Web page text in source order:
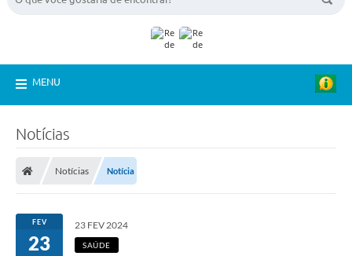
MENU
Notícias
Notícias Notícia
FEV
23
23 FEV 2024
SAÚDE